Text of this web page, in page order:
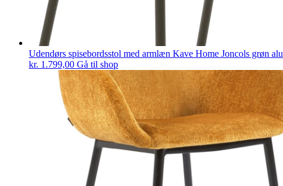
Udendørs spisebordsstol med armlæn Kave Home Joncols grøn
kr. 1.799,00 Gå til shop